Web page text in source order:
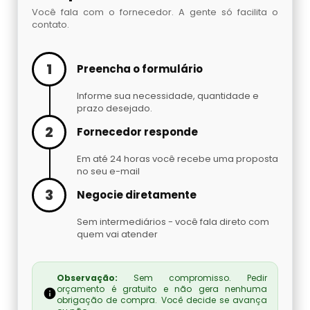
Embaladora De Brindes
Embaladora De Fechaduras E Maçanetas
Embaladora De Massas
Embaladora De Peças Automotivas
Embaladora De Pó
Embaladora Invertida
Fábrica De Seladoras
Você fala com o fornecedor. A gente só facilita o
contato.
1 Preencha o formulário
Informe sua necessidade, quantidade e
prazo desejado.
2 Fornecedor responde
Em até 24 horas você recebe uma proposta
no seu e-mail
3 Negocie diretamente
Sem intermediários - você fala direto com
quem vai atender
Observação: Sem compromisso. Pedir
orçamento é gratuito e não gera nenhuma
obrigação de compra. Você decide se avança